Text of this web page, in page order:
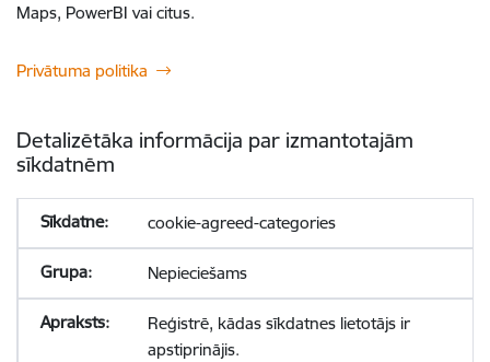
Maps, PowerBI vai citus.
Privātuma politika
Detalizētāka informācija par izmantotajām
sīkdatnēm
cookie-agreed-categories
Nepieciešams
Reģistrē, kādas sīkdatnes lietotājs ir
apstiprinājis.